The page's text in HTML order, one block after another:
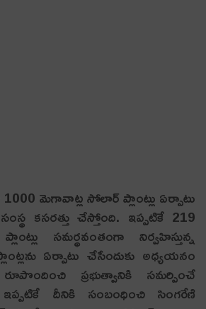
మెగావాట్ల సోలార్ ప్లాంట్లు ఏర్పాటు
క‌స‌ర‌త్తు చేస్తోంది. ఇప్పటికే 219
సమర్థవంతంగా నిర్వహిస్తున్న
ఏర్పాటు చేసేందుకు అధ్యయనం
ప్రభుత్వానికి సమర్పించే
దీనికి సంబంధించి సింగరేణి